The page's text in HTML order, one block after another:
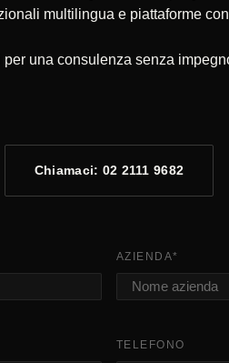
multilingua e piattaforme
una consulenza senza
Chiamaci: 02 2111 9682
AZIENDA*
TELEFONO